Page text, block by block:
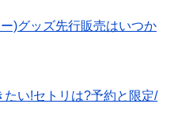
)グッズ先行販売はいつか
い!セトリは?予約と限定/